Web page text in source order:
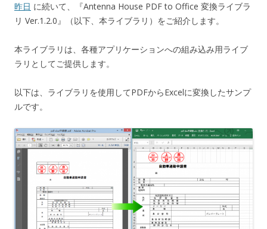
昨日 に続いて、『Antenna House PDF to Office 変換ライブラ
リ Ver.1.2.0』（以下、本ライブラリ）をご紹介します。
本ライブラリは、各種アプリケーションへの組み込み用ライブ
ラリとしてご提供します。
以下は、ライブラリを使用してPDFからExcelに変換したサンプ
ルです。